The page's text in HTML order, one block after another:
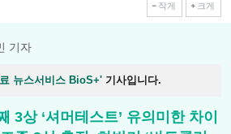
작게 크게
기자
뉴스서비스 BioS+' 기사입니다.
3상 ‘셔머테스트’ 유의미한 차이